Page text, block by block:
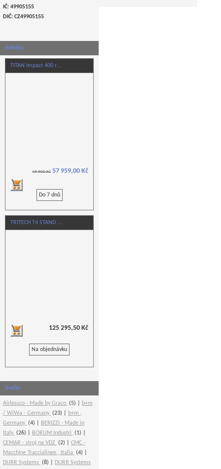
IČ: 49905155
DIČ: CZ49905155
Nabídka
TITAN Impact 400 r…
49 900 Kč 57 959,00 Kč
Do 7 dnů
TRITECH T4 STAND …
125 295,50 Kč
Na objednávku
Značky
Airlessco - Made by Graco (5)
b+m
/ WiWa - Germany (23)
b+m ,
Germany (4)
BERIZZI - Made in
Italy (26) BORUM Industri
(1)
CEMAR - stroj na VDZ (2)
CMC -
Macchine Traccialinee , Italia
(4)
DURR Systems
(8)
DURR Systems